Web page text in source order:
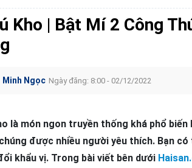
Kho | Bật Mí 2 Công
Minh Ngọc Ngày đăng: 8:00 - 02/12/2022
là món ngon truyền thống khá phổ
được nhiều người yêu thích. Bạn
khẩu vị. Trong bài viết bên dưới